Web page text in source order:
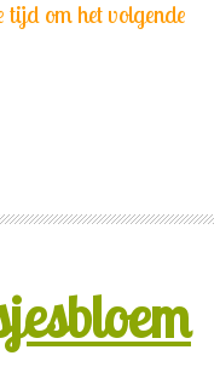
om het volgende